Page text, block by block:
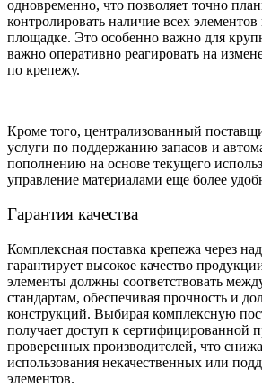
одновременно, что позволяет точно
контролировать наличие всех элементов
площадке. Это особенно важно для
важно оперативно реагировать на
по крепежу.
Кроме того, централизованный
услуги по поддержанию запасов и
пополнению на основе текущего
управление материалами еще более
Гарантия качества
Комплексная поставка крепежа через
гарантирует высокое качество
элементы должны соответствовать
стандартам, обеспечивая прочность и
конструкций. Выбирая комплексную
получает доступ к сертифицированной
проверенных производителей, что
использования некачественных или
элементов.